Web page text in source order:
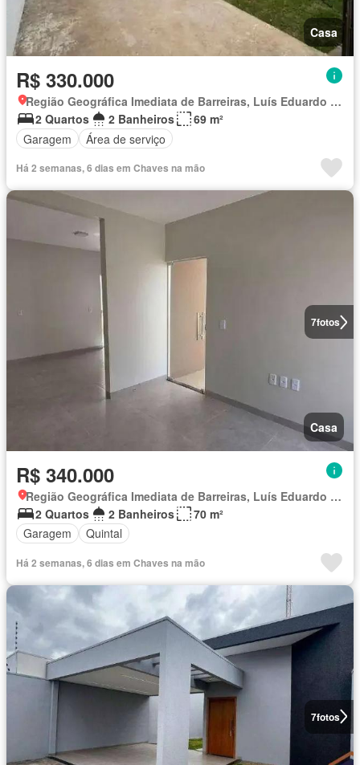
Casa
R$ 330.000
Região Geográfica Imediata de Barreiras, Luís Eduardo Magalhães
2 Quartos
2 Banheiros
69 m²
Garagem
Área de serviço
Há 2 semanas, 6 dias em Chaves na mão
7fotos
Casa
R$ 340.000
Região Geográfica Imediata de Barreiras, Luís Eduardo Magalhães
2 Quartos
2 Banheiros
70 m²
Garagem
Quintal
Há 2 semanas, 6 dias em Chaves na mão
7fotos